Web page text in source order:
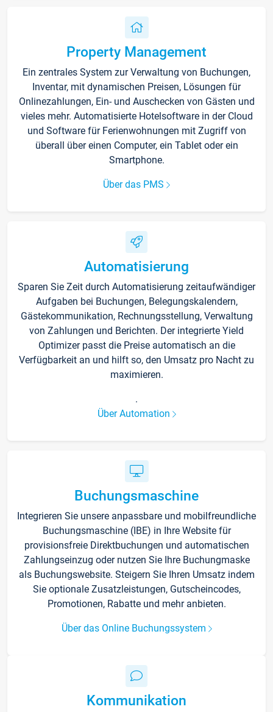
Property Management
Ein zentrales System zur Verwaltung von Buchungen,
Inventar, mit dynamischen Preisen, Lösungen für
Onlinezahlungen, Ein- und Auschecken von Gästen und
vieles mehr. Automatisierte Hotelsoftware in der Cloud
und Software für Ferienwohnungen mit Zugriff von
überall über einen Computer, ein Tablet oder ein
Smartphone.
Über das PMS
Automatisierung
Sparen Sie Zeit durch Automatisierung zeitaufwändiger
Aufgaben bei Buchungen, Belegungskalendern,
Gästekommunikation, Rechnungsstellung, Verwaltung
von Zahlungen und Berichten. Der integrierte Yield
Optimizer passt die Preise automatisch an die
Verfügbarkeit an und hilft so, den Umsatz pro Nacht zu
maximieren.
.
Über Automation
Buchungsmaschine
Integrieren Sie unsere anpassbare und mobilfreundliche
Buchungsmaschine (IBE) in Ihre Website für
provisionsfreie Direktbuchungen und automatischen
Zahlungseinzug oder nutzen Sie Ihre Buchungmaske
als Buchungswebsite. Steigern Sie Ihren Umsatz indem
Sie optionale Zusatzleistungen, Gutscheincodes,
Promotionen, Rabatte und mehr anbieten.
Über das Online Buchungssystem
Kommunikation